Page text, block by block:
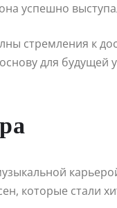
успешно
стремления к
для
которые стали